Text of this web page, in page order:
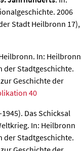
2006
Stadt Heilbronn 17),
In: Heilbronn
der Stadtgeschichte.
Geschichte der
40
Das Schicksal
In: Heilbronn
der Stadtgeschichte.